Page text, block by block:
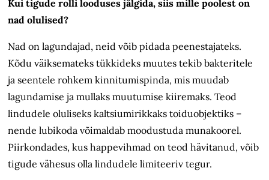
Kui tigude rolli looduses jälgida, siis mille poolest on
nad olulised?
Nad on lagundajad, neid võib pidada peenestajateks.
Kõdu väiksemateks tükkideks muutes tekib bakteritele
ja seentele rohkem kinnitumispinda, mis muudab
lagundamise ja mullaks muutumise kiiremaks. Teod
lindudele oluliseks kaltsiumirikkaks toiduobjektiks –
nende lubikoda võimaldab moodustuda munakoorel.
Piirkondades, kus happevihmad on teod hävitanud, võib
tigude vähesus olla lindudele limiteeriv tegur.